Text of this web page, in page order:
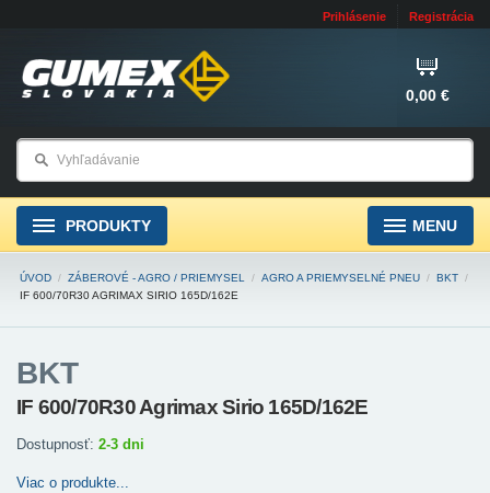
Prihlásenie Registrácia
0,00 €
PRODUKTY MENU
ÚVOD / ZÁBEROVÉ - AGRO / PRIEMYSEL / AGRO A PRIEMYSELNÉ PNEU / BKT /
IF 600/70R30 AGRIMAX SIRIO 165D/162E
BKT
IF 600/70R30 Agrimax Sirio 165D/162E
Dostupnosť: 2-3 dni
Viac o produkte...